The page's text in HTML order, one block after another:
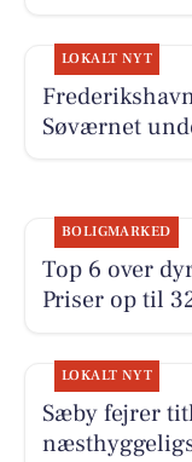
LOKALT NYT
Søværnet
BOLIGMARKED
Top 6 over
Priser op til
LOKALT NYT
Sæby fejrer